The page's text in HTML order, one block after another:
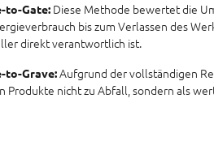
to-Gate: Diese Methode bewertet die
bis zum Verlassen des
direkt verantwortlich ist.
to-Grave:Aufgrund der vollständigen
Produkte nicht zu Abfall, sondern als